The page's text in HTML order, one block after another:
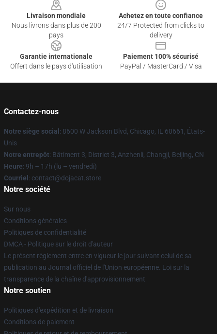
Livraison mondiale
Nous livrons dans plus de 200
pays
Achetez en toute confiance
24/7 Protected from clicks to
delivery
Garantie internationale
Offert dans le pays d'utilisation
Paiement 100% sécurisé
PayPal / MasterCard / Visa
Contactez-nous
Notre siège social : 8600 W Jackson Blvd, Chicago, IL 60661, États-
Unis
Notre entrepôt: Bâtiment 3, District 3, Anzhenli, Changji, Beijing, CN
Heure: 9h – 17h (lu – vendredi)
Courriel : contact@dojacat.store
Notre société
Sur nous
Conditions générales
Politiques de confidentialité
DMCA - Politique sur le droit d'auteur
Le présent règlement entre en vigueur le jour suivant celui de sa
publication au Journal officiel de l'Union européenne. Loi sur la
transparence de la chaîne d'approvisionnement
Notre soutien
Politiques d'expédition et de livraison
Conditions de paiement